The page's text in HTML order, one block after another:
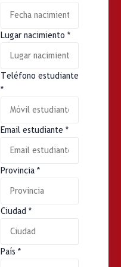
Lugar nacimiento *
Teléfono estudiante
*
Email estudiante *
Provincia *
Ciudad *
País *